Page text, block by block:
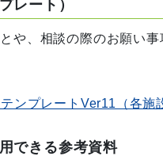
レート）
、相談の際のお願い事
ンプレートVer11（各施
できる参考資料